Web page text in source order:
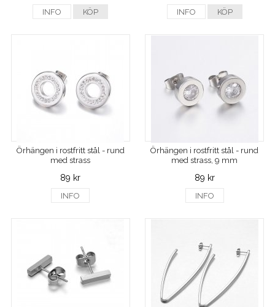
INFO KÖP INFO KÖP
Örhängen i rostfritt stål - rund
med strass
89 kr
INFO
Örhängen i rostfritt stål - rund
med strass, 9 mm
89 kr
INFO